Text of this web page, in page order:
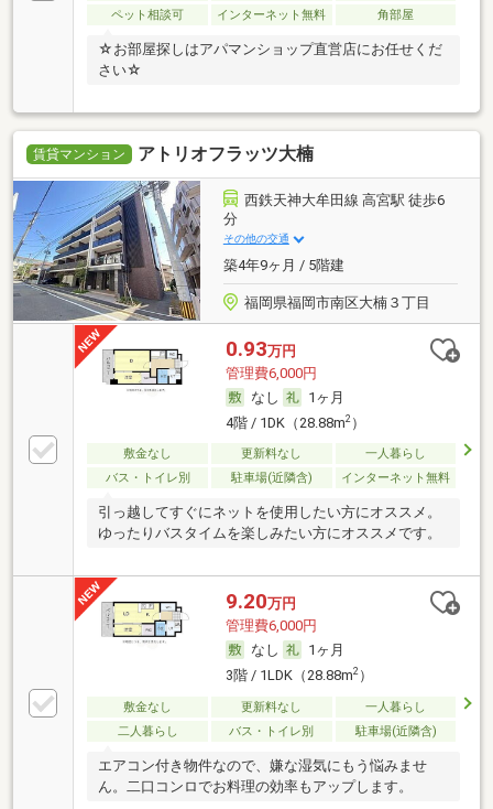
ペット相談可 インターネット無料 角部屋
☆お部屋探しはアパマンショップ直営店にお任せくだ
さい☆
賃貸マンション アトリオフラッツ大楠
西鉄天神大牟田線 高宮駅 徒歩6
分
その他の交通
築4年9ヶ月 / 5階建
福岡県福岡市南区大楠３丁目
0.93万円
管理費6,000円
なし
1ヶ月
4階 / 1DK（28.88m2）
敷金なし 更新料なし
一人暮らし
バス・トイレ別
駐車場(近隣含) インターネット無料
引っ越してすぐにネットを使用したい方にオススメ。
ゆったりバスタイムを楽しみたい方にオススメです。
9.20万円
管理費6,000円
なし
1ヶ月
3階 / 1LDK（28.88m2）
敷金なし 更新料なし
一人暮らし
二人暮らし
バス・トイレ別 駐車場(近隣含)
エアコン付き物件なので、嫌な湿気にもう悩みませ
ん。二口コンロでお料理の効率もアップします。